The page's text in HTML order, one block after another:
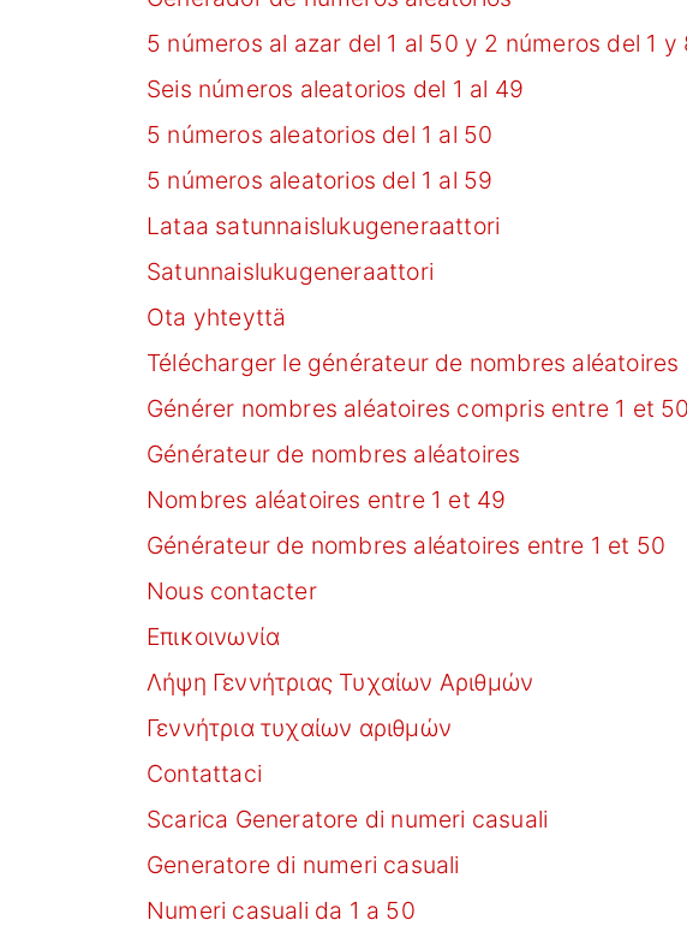
5 números al azar del 1 al 50 y 2 números del 1
Seis números aleatorios del 1 al 49
5 números aleatorios del 1 al 50
5 números aleatorios del 1 al 59
Lataa satunnaislukugeneraattori
Satunnaislukugeneraattori
Ota yhteyttä
Télécharger le générateur de nombres aléatoires
Générer nombres aléatoires compris entre 1 et 50
Générateur de nombres aléatoires
Nombres aléatoires entre 1 et 49
Générateur de nombres aléatoires entre 1 et 50
Nous contacter
Επικοινωνία
Λήψη Γεννήτριας Τυχαίων Αριθμών
Γεννήτρια τυχαίων αριθμών
Contattaci
Scarica Generatore di numeri casuali
Generatore di numeri casuali
Numeri casuali da 1 a 50